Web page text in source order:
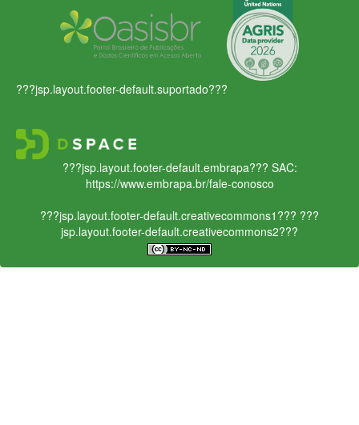
???jsp.layout.footer-default.suportado???
???jsp.layout.footer-default.embrapa??? SAC:
https://www.embrapa.br/fale-conosco
???jsp.layout.footer-default.creativecommons1??? ???
jsp.layout.footer-default.creativecommons2???